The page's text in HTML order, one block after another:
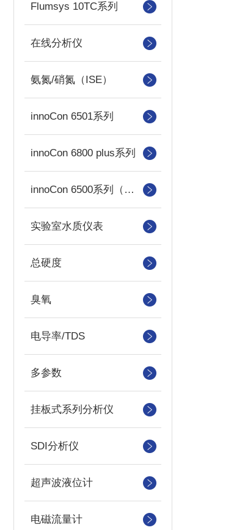
Flumsys 10TC系列
在线分析仪
氨氮/硝氮（ISE）
innoCon 6501系列
innoCon 6800 plus系列
innoCon 6500系列（已停产）
实验室水质仪表
总硬度
臭氧
电导率/TDS
多参数
挂板式系列分析仪
SDI分析仪
超声波液位计
电磁流量计